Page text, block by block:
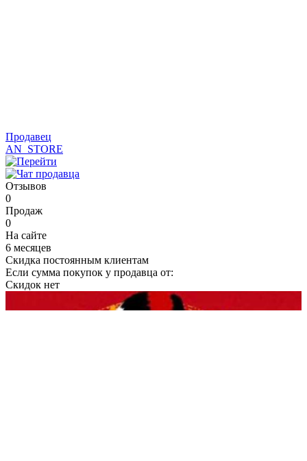
Продавец
AN_STORE
Отзывов
0
Продаж
0
На сайте
6 месяцев
Скидка постоянным клиентам
Если сумма покупок у продавца от:
Скидок нет